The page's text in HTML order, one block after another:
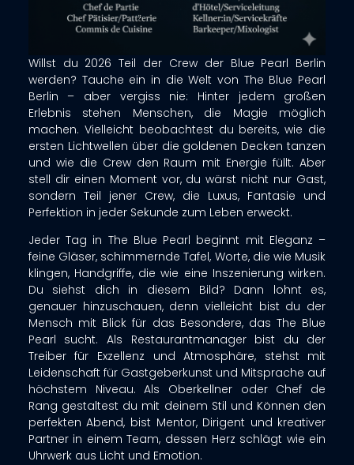
Willst du 2026 Teil der Crew der Blue Pearl Berlin
werden? Tauche ein in die Welt von The Blue Pearl
Berlin – aber vergiss nie: Hinter jedem großen
Erlebnis stehen Menschen, die Magie möglich
machen. Vielleicht beobachtest du bereits, wie die
ersten Lichtwellen über die goldenen Decken tanzen
und wie die Crew den Raum mit Energie füllt. Aber
stell dir einen Moment vor, du wärst nicht nur Gast,
sondern Teil jener Crew, die Luxus, Fantasie und
Perfektion in jeder Sekunde zum Leben erweckt.
Jeder Tag in The Blue Pearl beginnt mit Eleganz –
feine Gläser, schimmernde Tafel, Worte, die wie Musik
klingen, Handgriffe, die wie eine Inszenierung wirken.
Du siehst dich in diesem Bild? Dann lohnt es,
genauer hinzuschauen, denn vielleicht bist du der
Mensch mit Blick für das Besondere, das The Blue
Pearl sucht. Als Restaurantmanager bist du der
Treiber für Exzellenz und Atmosphäre, stehst mit
Leidenschaft für Gastgeberkunst und Mitsprache auf
höchstem Niveau. Als Oberkellner oder Chef de
Rang gestaltest du mit deinem Stil und Können den
perfekten Abend, bist Mentor, Dirigent und kreativer
Partner in einem Team, dessen Herz schlägt wie ein
Uhrwerk aus Licht und Emotion.​